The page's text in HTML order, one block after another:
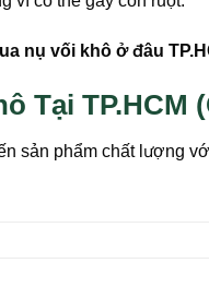
nụ vối khô ở đâu
Tại TP.HCM
sản phẩm chất lượng